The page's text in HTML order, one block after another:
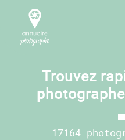
Trouvez
17164